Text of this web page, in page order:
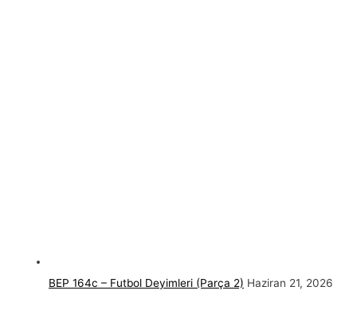
BEP 164c – Futbol Deyimleri (Parça 2) Haziran 21, 2026